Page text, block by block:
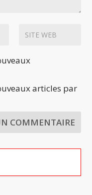
articles par